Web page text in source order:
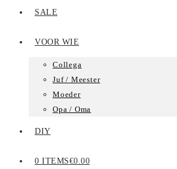
SALE
VOOR WIE
Collega
Juf / Meester
Moeder
Opa / Oma
DIY
0 ITEMS€0.00